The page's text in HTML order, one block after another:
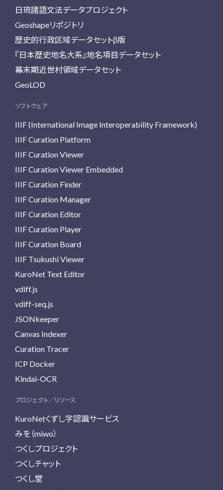
日琉諸語文法データプロジェクト
Geoshapeリポジトリ
歴史的行政区域データセットβ版
『日本歴史地名大系』地名項目データセット
幕末期近世村領域データセット
GeoLOD
ソフトウェア
IIIF (International Image Interoperability Framework)
IIIF Curation Platform
IIIF Curation Viewer
IIIF Curation Viewer Embedded
IIIF Curation Finder
IIIF Curation Manager
IIIF Curation Editor
IIIF Curation Player
IIIF Curation Board
IIIF Tsukushi Viewer
KuroNet Text Editor
vdiff.js
vdiff-seq.js
JSONkeeper
Canvas Indexer
Curation Tracer
ICP Docker
Kindai-OCR
プロジェクト／リソース
KuroNetくずし字認識サービス
みを（miwo）
つくしプロジェクト
つくしチャット
つくし堂